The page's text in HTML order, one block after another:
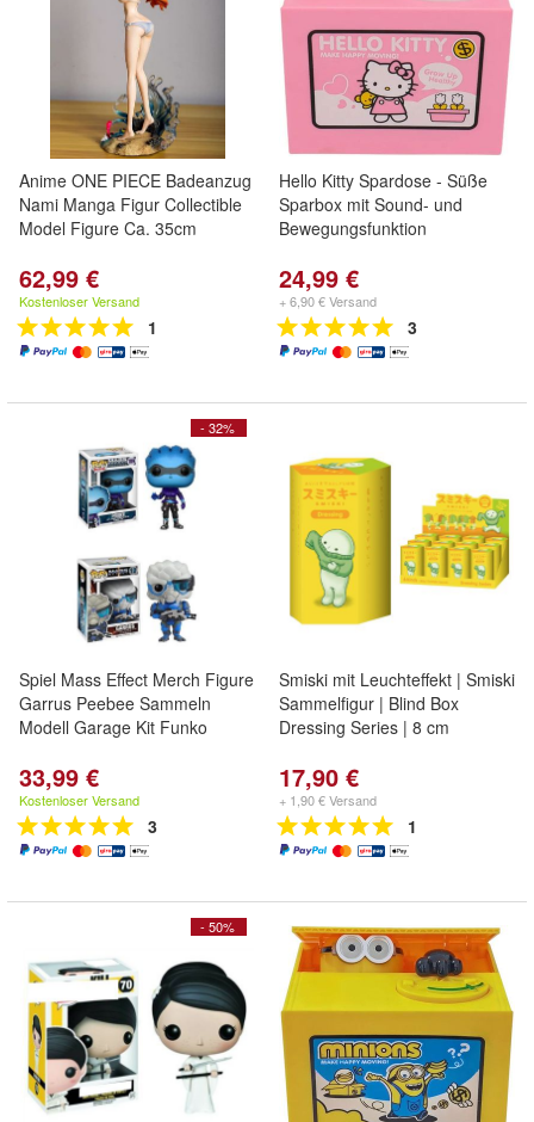
Anime ONE PIECE Badeanzug
Nami Manga Figur Collectible
Model Figure Ca. 35cm
62,99 €
Kostenloser Versand
1
Hello Kitty Spardose - Süße
Sparbox mit Sound- und
Bewegungsfunktion
24,99 €
+ 6,90 € Versand
3
- 32%
Spiel Mass Effect Merch Figure
Garrus Peebee Sammeln
Modell Garage Kit Funko
33,99 €
Kostenloser Versand
3
Smiski mit Leuchteffekt | Smiski
Sammelfigur | Blind Box
Dressing Series | 8 cm
17,90 €
+ 1,90 € Versand
1
- 50%